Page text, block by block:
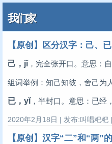
我们家
【原创】区分汉字：己、
己，jǐ，完全张开口。意思：自
组词举例：知己知彼，舍己为
已，yǐ，半封口。意思：已经
2020年2月18日 | 发布:叫唱粑粑
【原创】汉字“二”和“两”